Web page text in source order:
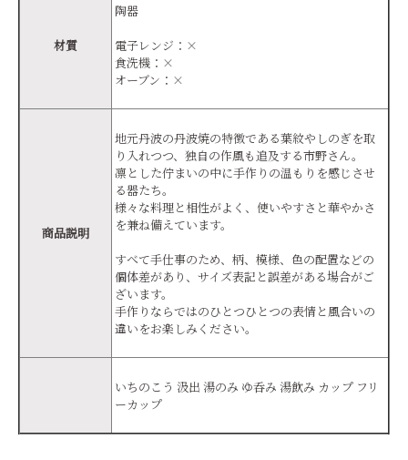
材質
陶器
電子レンジ：×
食洗機：×
オーブン：×
商品説明
地元丹波の丹波焼の特徴である葉紋やしのぎを取
り入れつつ、独自の作風も追及する市野さん。
凛とした佇まいの中に手作りの温もりを感じさせ
る器たち。
様々な料理と相性がよく、使いやすさと華やかさ
を兼ね備えています。
すべて手仕事のため、柄、模様、色の配置などの
個体差があり、サイズ表記と誤差がある場合がご
ざいます。
手作りならではのひとつひとつの表情と風合いの
違いをお楽しみください。
いちのこう 汲出 湯のみ ゆ呑み 湯飲み カップ フリ
ーカップ